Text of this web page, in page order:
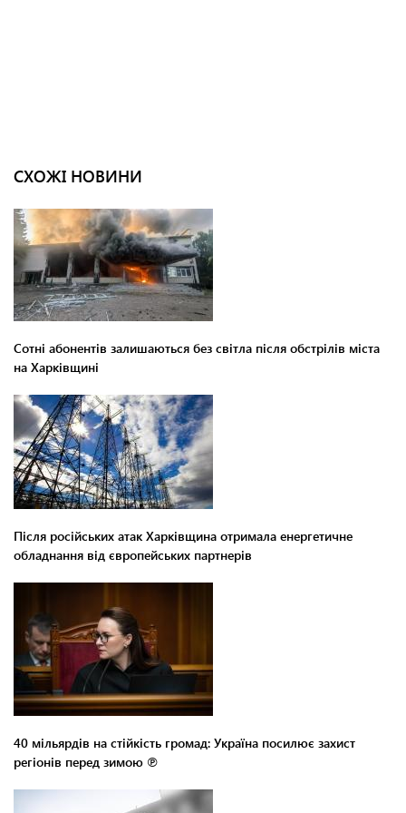
СХОЖІ НОВИНИ
Сотні абонентів залишаються без світла після обстрілів міста
на Харківщині
Після російських атак Харківщина отримала енергетичне
обладнання від європейських партнерів
40 мільярдів на стійкість громад: Україна посилює захист
регіонів перед зимою ℗